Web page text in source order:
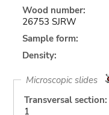
Wood number:
26753 SJRW
Sample form:
Density:
Microscopic slides
Transversal section:
1